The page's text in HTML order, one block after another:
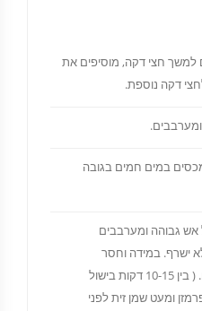
למשך חצי דקה, מוסיפים את
דקה נוספת.
במים חמים בגובה
גבוהה ומערבבים
ישרף. במידה וחסר
תבלינים/ מים מוסיפים. ( בין 10-15 דקות בישול
ומעט שמן זית לפני